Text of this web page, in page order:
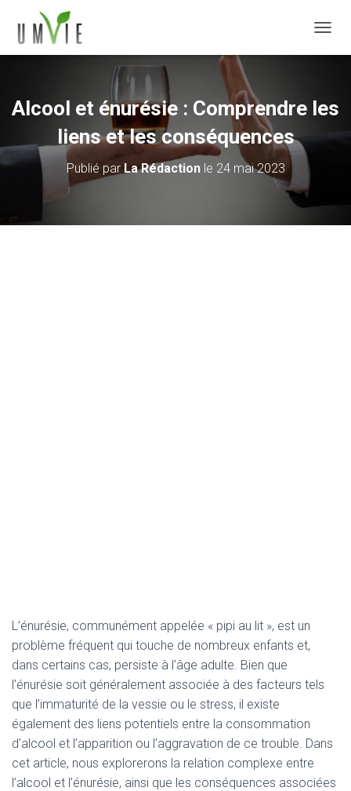
Alcool et énurésie : Comprendre les
liens et les conséquences
Publié par La Rédactionle 24 mai 2023
L’énurésie, communément appelée « pipi au lit », est un
problème fréquent qui touche de nombreux enfants et,
dans certains cas, persiste à l’âge adulte. Bien que
l’énurésie soit généralement associée à des facteurs tels
que l’immaturité de la vessie ou le stress, il existe
également des liens potentiels entre la consommation
d’alcool et l’apparition ou l’aggravation de ce trouble. Dans
cet article, nous explorerons la relation complexe entre
l’alcool et l’énurésie, ainsi que les conséquences associées